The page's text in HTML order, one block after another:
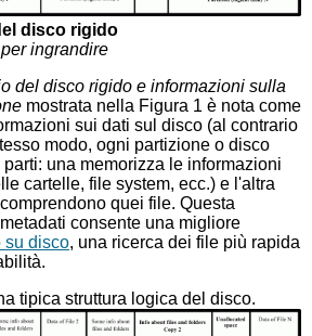
disco rigido
ingrandire
del disco rigido e informazioni sulla
mostrata nella Figura 1 è nota come
sui dati sul disco (al contrario
modo, ogni partizione o disco
una memorizza le informazioni
cartelle, file system, ecc.) e l'altra
quei file. Questa
consente una migliore
su disco, una ricerca dei file più rapida
tipica struttura logica del disco.